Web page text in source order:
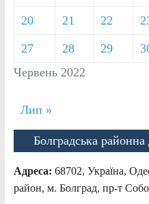
Червень 2022
20 21 22
27 28 29
Лип »
Болградська районна
Адреса: 68702, Україна,
район, м. Болград, пр-т